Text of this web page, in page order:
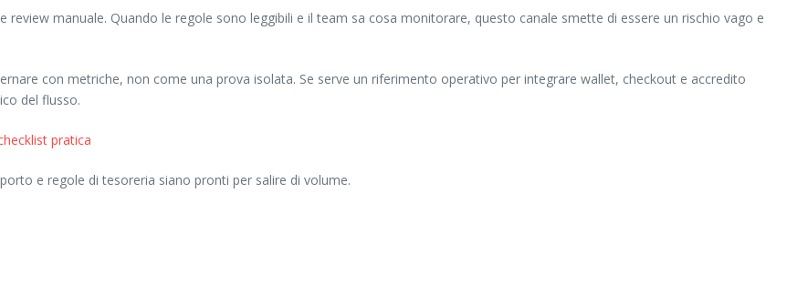
manuale. Quando le regole sono leggibili e il team sa cosa monitorare, questo canale smette di essere un rischio vago e
con metriche, non come una prova isolata. Se serve un riferimento operativo per integrare wallet, checkout e accredito
del flusso.
pratica
e regole di tesoreria siano pronti per salire di volume.